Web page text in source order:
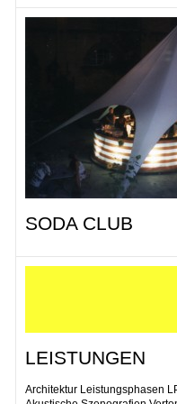
SODA CLUB
LEISTUNGEN
Architektur Leistungsphasen